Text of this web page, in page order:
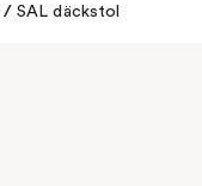
/ SAL däckstol